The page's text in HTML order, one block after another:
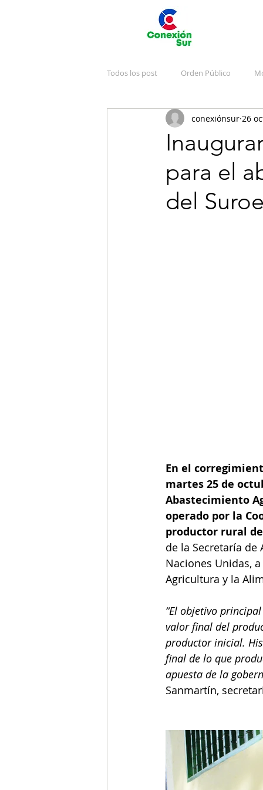
Todos los post Orden Público
Arte y Cultura
Emergencias Publicidad
para el
del
conexiónsur 26
En el
martes 25 de
Abastecimiento
operado por la
productor rural
de la Secretaría
Naciones Unidas,
Agricultura y la
“El objetivo
valor final del
productor inicial.
final de lo que
apuesta de la
Sanmartín,